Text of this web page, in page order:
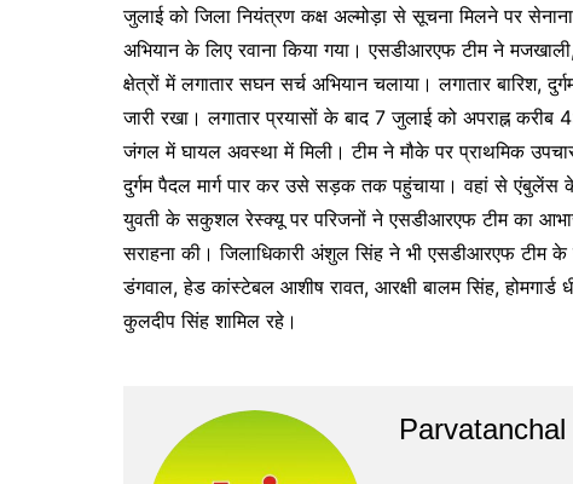
जुलाई को जिला नियंत्रण कक्ष अल्मोड़ा से सूचना मिलने पर
अभियान के लिए रवाना किया गया। एसडीआरएफ टीम ने
क्षेत्रों में लगातार सघन सर्च अभियान चलाया। लगातार बारिश,
जारी रखा। लगातार प्रयासों के बाद 7 जुलाई को अपराह्न
जंगल में घायल अवस्था में मिली। टीम ने मौके पर प्राथमिक
दुर्गम पैदल मार्ग पार कर उसे सड़क तक पहुंचाया। वहां से एंबुलेंस
युवती के सकुशल रेस्क्यू पर परिजनों ने एसडीआरएफ टीम का
सराहना की। जिलाधिकारी अंशुल सिंह ने भी एसडीआरएफ टीम
डंगवाल, हेड कांस्टेबल आशीष रावत, आरक्षी बालम सिंह, होमगार्ड
कुलदीप सिंह शामिल रहे।
Parvatanchal